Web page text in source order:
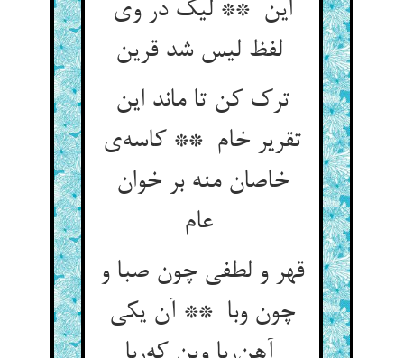
این ** لیک در وی
لفظ لیس شد قرین
ترک کن تا ماند این
تقریر خام ** کاسه‌ی
خاصان منه بر خوان
قهر و لطفی چون صبا و
چون وبا ** آن یکی